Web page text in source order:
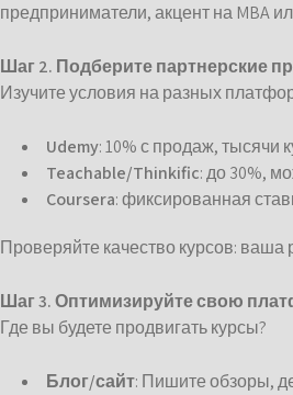
предприниматели, акцент на MBA
Шаг 2. Подберите партнерские
Изучите условия на разных
Udemy: 10% с продаж, тысячи
Teachable/Thinkific: до 30%,
Coursera: фиксированная
Проверяйте качество курсов: ваша
Шаг 3. Оптимизируйте свою
Где вы будете продвигать курсы?
Блог/сайт: Пишите обзоры,